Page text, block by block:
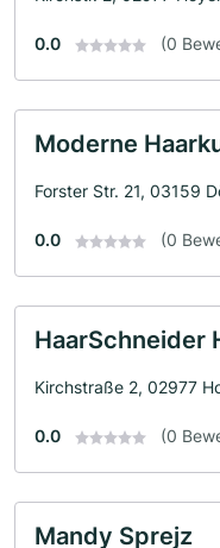
0.0 (0
Moderne
Forster Str. 21, 03159
0.0 (0
HaarSchneider
Kirchstraße 2, 02977
0.0 (0
Mandy Sprejz